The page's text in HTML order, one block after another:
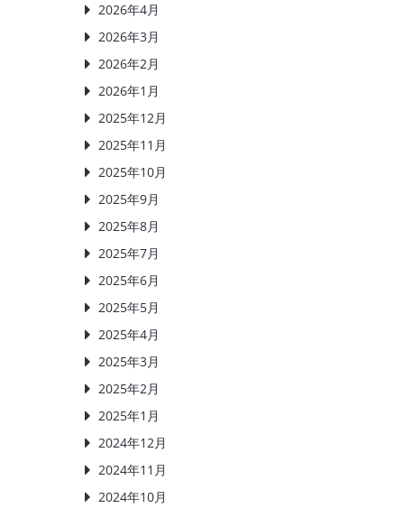
2026年4月
2026年3月
2026年2月
2026年1月
2025年12月
2025年11月
2025年10月
2025年9月
2025年8月
2025年7月
2025年6月
2025年5月
2025年4月
2025年3月
2025年2月
2025年1月
2024年12月
2024年11月
2024年10月